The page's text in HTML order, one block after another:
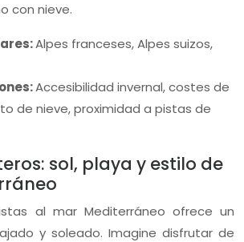
con nieve.
Alpes franceses, Alpes suizos,
Accesibilidad invernal, costes de
de nieve, proximidad a pistas de
sol, playa y estilo de
al mar Mediterráneo ofrece un
y soleado. Imagine disfrutar de